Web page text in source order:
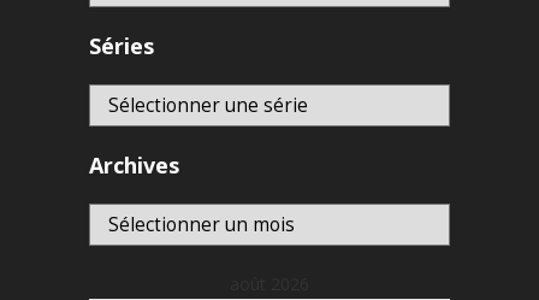
Séries
Archives
Archives